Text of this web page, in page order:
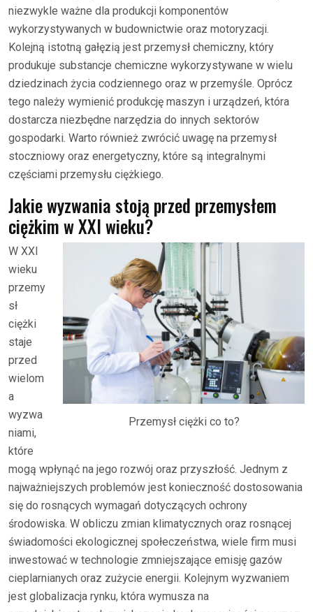
niezwykle ważne dla produkcji komponentów
wykorzystywanych w budownictwie oraz motoryzacji.
Kolejną istotną gałęzią jest przemysł chemiczny, który
produkuje substancje chemiczne wykorzystywane w wielu
dziedzinach życia codziennego oraz w przemyśle. Oprócz
tego należy wymienić produkcję maszyn i urządzeń, która
dostarcza niezbędne narzędzia do innych sektorów
gospodarki. Warto również zwrócić uwagę na przemysł
stoczniowy oraz energetyczny, które są integralnymi
częściami przemysłu ciężkiego.
Jakie wyzwania stoją przed przemysłem
ciężkim w XXI wieku?
Przemysł ciężki co to?
W XXI
wieku
przemy
sł
ciężki
staje
przed
wielom
a
wyzwa
niami,
które
mogą wpłynąć na jego rozwój oraz przyszłość. Jednym z
najważniejszych problemów jest konieczność dostosowania
się do rosnących wymagań dotyczących ochrony
środowiska. W obliczu zmian klimatycznych oraz rosnącej
świadomości ekologicznej społeczeństwa, wiele firm musi
inwestować w technologie zmniejszające emisję gazów
cieplarnianych oraz zużycie energii. Kolejnym wyzwaniem
jest globalizacja rynku, która wymusza na